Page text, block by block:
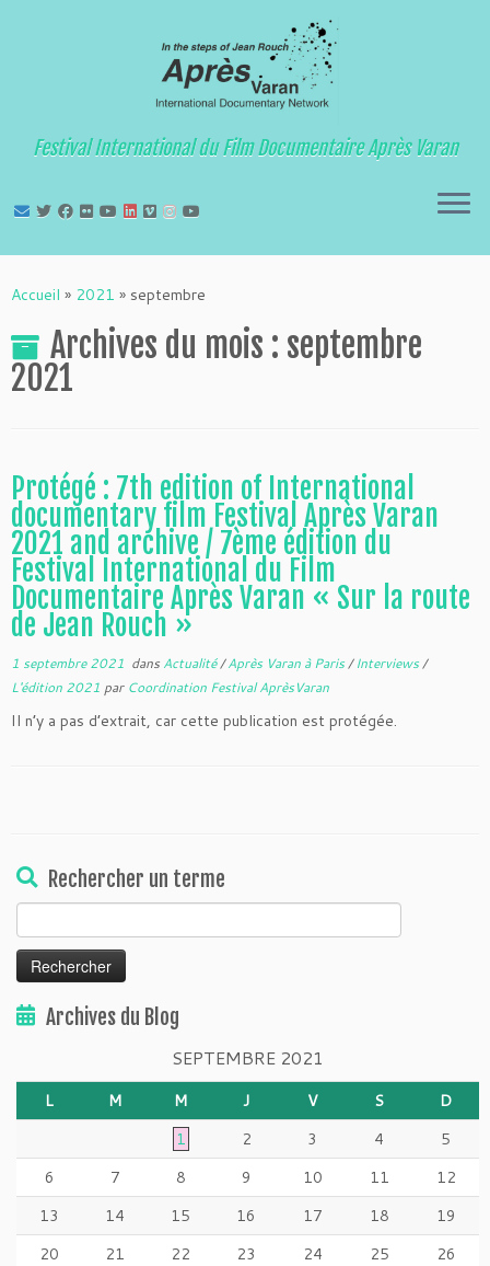
au
Festival International du Film Documentaire Après Varan
Accueil » 2021 » septembre
Archives du mois : septembre
2021
Protégé : 7th edition of International
documentary film Festival Après Varan
2021 and archive / 7ème édition du
Festival International du Film
Documentaire Après Varan « Sur la route
de Jean Rouch »
1 septembre 2021 dans Actualité/Après Varan à Paris/Interviews/
L'édition 2021 par Coordination Festival AprèsVaran
Il n’y a pas d’extrait, car cette publication est protégée.
Rechercher un terme
Archives du Blog
SEPTEMBRE 2021
L M M J V S
D
1
2 3 4
5
6
7 8 9 10 11
12
13
14 15 16 17 18
19
20
21 22 23 24 25
26